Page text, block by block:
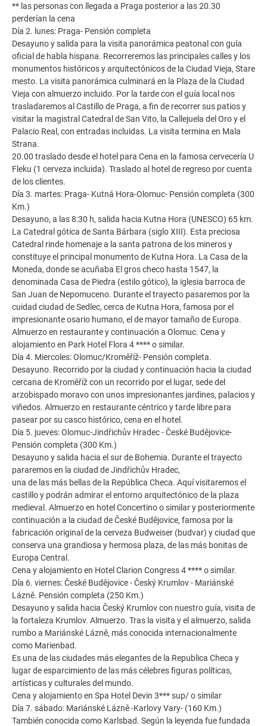
** las personas con llegada a Praga posterior a las 20.30
perderían la cena
Día 2. lunes: Praga- Pensión completa
Desayuno y salida para la visita panorámica peatonal con guía
oficial de habla hispana. Recorreremos las principales calles y los
monumentos históricos y arquitectónicos de la Ciudad Vieja, Stare
mesto. La visita panorámica culminará en la Plaza de la Ciudad
Vieja con almuerzo incluido. Por la tarde con el guía local nos
trasladaremos al Castillo de Praga, a fin de recorrer sus patios y
visitar la magistral Catedral de San Vito, la Callejuela del Oro y el
Palacio Real, con entradas incluidas. La visita termina en Mala
Strana.
20.00 traslado desde el hotel para Cena en la famosa cervecería U
Fleku (1 cerveza incluida). Traslado al hotel de regreso por cuenta
de los clientes.
Día 3. martes: Praga- Kutná Hora-Olomuc- Pensión completa (300
Km.)
Desayuno, a las 8:30 h, salida hacia Kutna Hora (UNESCO) 65 km.
La Catedral gótica de Santa Bárbara (siglo XIII). Esta preciosa
Catedral rinde homenaje a la santa patrona de los mineros y
constituye el principal monumento de Kutna Hora. La Casa de la
Moneda, donde se acuñaba El gros checo hasta 1547, la
denominada Casa de Piedra (estilo gótico), la iglesia barroca de
San Juan de Nepomuceno. Durante el trayecto pasaremos por la
cuidad ciudad de Sedlec, cerca de Kutna Hora, famosa por el
impresionante osario humano, el de mayor tamaño de Europa.
Almuerzo en restaurante y continuación a Olomuc. Cena y
alojamiento en Park Hotel Flora 4 **** o similar.
Día 4. Miercoles: Olomuc/Kroměříž- Pensión completa.
Desayuno. Recorrido por la ciudad y continuación hacia la ciudad
cercana de Kroměříž con un recorrido por el lugar, sede del
arzobispado moravo con unos impresionantes jardines, palacios y
viñedos. Almuerzo en restaurante céntrico y tarde libre para
pasear por su casco histórico, cena en el hotel.
Día 5. jueves: Olomuc-Jindřichův Hradec - České Budějovice-
Pensión completa (300 Km.)
Desayuno y salida hacia el sur de Bohemia. Durante el trayecto
pararemos en la ciudad de Jindřichův Hradec,
una de las más bellas de la República Checa. Aquí visitaremos el
castillo y podrán admirar el entorno arquitectónico de la plaza
medieval. Almuerzo en hotel Concertino o similar y posteriormente
continuación a la ciudad de České Budějovice, famosa por la
fabricación original de la cerveza Budweiser (budvar) y ciudad que
conserva una grandiosa y hermosa plaza, de las más bonitas de
Europa Central.
Cena y alojamiento en Hotel Clarion Congress 4 **** o similar.
Día 6. viernes: České Budějovice - Český Krumlov - Mariánské
Lázně. Pensión completa (250 Km.)
Desayuno y salida hacia Český Krumlov con nuestro guía, visita de
la fortaleza Krumlov. Almuerzo. Tras la visita y el almuerzo, salida
rumbo a Mariánské Lázně, más conocida internacionalmente
como Marienbad.
Es una de las ciudades más elegantes de la Republica Checa y
lugar de esparcimiento de las más célebres figuras políticas,
artísticas y culturales del mundo.
Cena y alojamiento en Spa Hotel Devin 3*** sup/ o similar
Día 7. sábado: Mariánské Lázně -Karlovy Vary- (160 Km.)
También conocida como Karlsbad. Según la leyenda fue fundada